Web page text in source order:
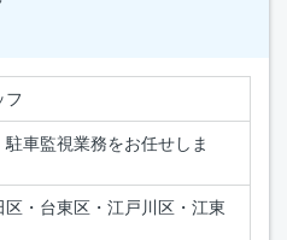
フ
車監視業務をお任せしま
区・台東区・江戸川区・江東